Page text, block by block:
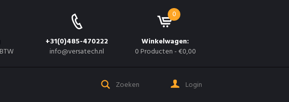
+31(0)485-470222
info@versatech.nl
0
Winkelwagen:
0 Producten-€0,00
Login